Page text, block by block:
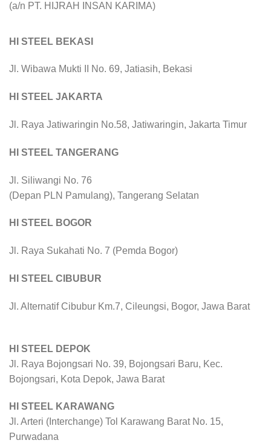
(a/n PT. HIJRAH INSAN KARIMA)
HI STEEL BEKASI
Jl. Wibawa Mukti II No. 69, Jatiasih, Bekasi
HI STEEL JAKARTA
Jl. Raya Jatiwaringin No.58, Jatiwaringin, Jakarta Timur
HI STEEL TANGERANG
Jl. Siliwangi No. 76
(Depan PLN Pamulang), Tangerang Selatan
HI STEEL BOGOR
Jl. Raya Sukahati No. 7 (Pemda Bogor)
HI STEEL CIBUBUR
Jl. Alternatif Cibubur Km.7, Cileungsi, Bogor, Jawa Barat
HI STEEL DEPOK
Jl. Raya Bojongsari No. 39, Bojongsari Baru, Kec.
Bojongsari, Kota Depok, Jawa Barat
HI STEEL KARAWANG
Jl. Arteri (Interchange) Tol Karawang Barat No. 15,
Purwadana